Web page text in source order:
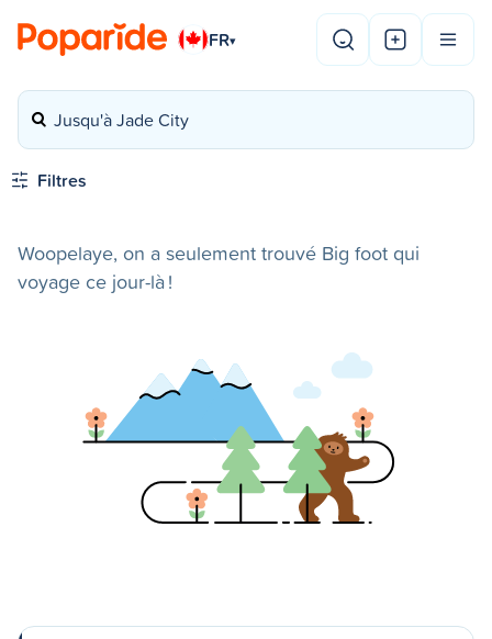
FR▾
Jusqu'à Jade City
Filtres
Woopelaye, on a seulement trouvé Big foot qui
voyage ce jour-là !